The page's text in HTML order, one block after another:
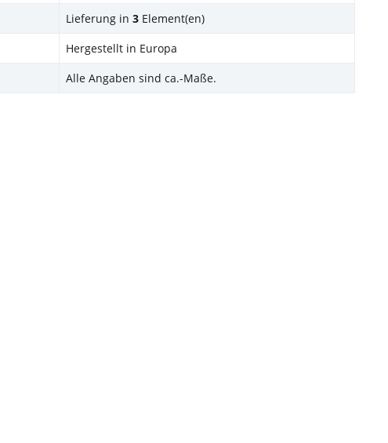
Lieferung in 3 Element(en)
Hergestellt in Europa
Alle Angaben sind ca.-Maße.